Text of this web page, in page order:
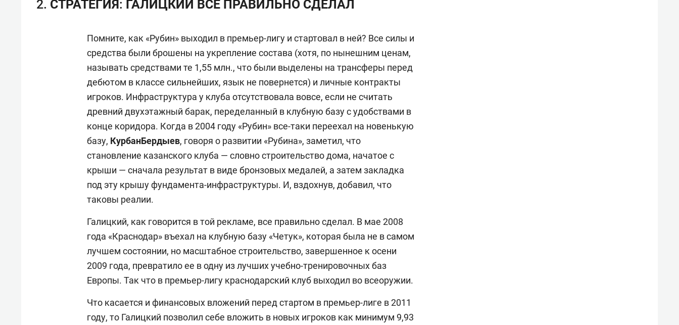
2. СТРАТЕГИЯ: ГАЛИЦКИЙ ВСЕ ПРАВИЛЬНО СДЕЛАЛ
Помните, как «Рубин» выходил в премьер-лигу и стартовал в ней? Все силы и
средства были брошены на укрепление состава (хотя, по нынешним ценам,
называть средствами те 1,55 млн., что были выделены на трансферы перед
дебютом в классе сильнейших, язык не повернется) и личные контракты
игроков. Инфраструктура у клуба отсутствовала вовсе, если не считать
древний двухэтажный барак, переделанный в клубную базу с удобствами в
конце коридора. Когда в 2004 году «Рубин» все-таки переехал на новенькую
базу, КурбанБердыев, говоря о развитии «Рубина», заметил, что
становление казанского клуба — словно строительство дома, начатое с
крыши — сначала результат в виде бронзовых медалей, а затем закладка
под эту крышу фундамента-инфраструктуры. И, вздохнув, добавил, что
таковы реалии.
Галицкий, как говорится в той рекламе, все правильно сделал. В мае 2008
года «Краснодар» въехал на клубную базу «Четук», которая была не в самом
лучшем состоянии, но масштабное строительство, завершенное к осени
2009 года, превратило ее в одну из лучших учебно-тренировочных баз
Европы. Так что в премьер-лигу краснодарский клуб выходил во всеоружии.
Что касается и финансовых вложений перед стартом в премьер-лиге в 2011
году, то Галицкий позволил себе вложить в новых игроков как минимум 9,93